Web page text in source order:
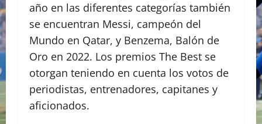
año en las diferentes categorías también
se encuentran Messi, campeón del
Mundo en Qatar, y Benzema, Balón de
Oro en 2022. Los premios The Best se
otorgan teniendo en cuenta los votos de
periodistas, entrenadores, capitanes y
aficionados.